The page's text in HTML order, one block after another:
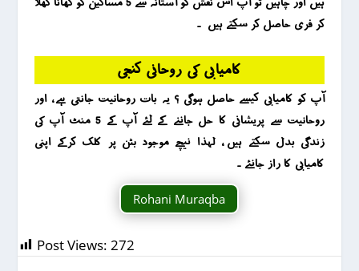
کر فری حاصل کر سکتے ہیں ۔
کامیابی کی روحانی کنجی
آپ کو کامیابی کیسے حاصل ہوگی ؟ یہ بات روحانیت جانتی ہے ، اور
روحانیت سے پریشانی کا حل جاننے کے لئے آپ کے 5 منٹ آپ کی
زندگی بدل سکتے ہیں ، لہذا نیچے موجود بٹن پر کلک کرکے اپنی
کامیابی کا راز جانئے ۔
Rohani Muraqba
Post Views: 272